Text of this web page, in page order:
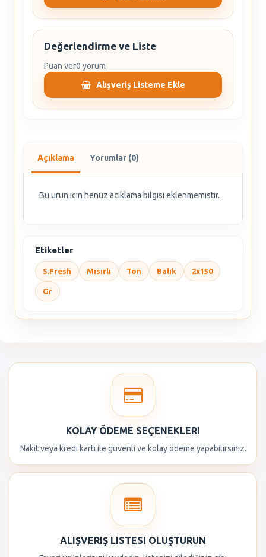
Değerlendirme ve Liste
Puan ver0 yorum
Alışveriş Listeme Ekle
Açıklama Yorumlar (0)
Bu urun icin henuz aciklama bilgisi eklenmemistir.
Etiketler
S.Fresh Mısırlı Ton Balık 2x150
Gr
KOLAY ÖDEME SEÇENEKLERI
Nakit veya kredi kartı ile güvenli ve kolay ödeme yapabilirsiniz.
ALIŞVERIŞ LISTESI OLUŞTURUN